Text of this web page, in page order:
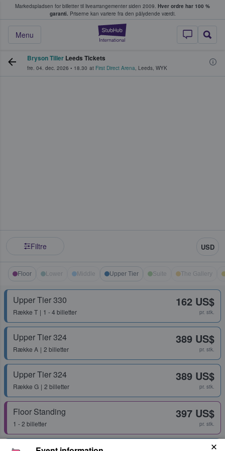
Markedspladsen for billetter til livearrangementer siden 2009. Hver ordre har 100 %
garanti. Priserne kan variere fra den pålydende værdi.
StubHub - Hvor
Menu
køber og sælger billetter
Bryson Tiller Leeds Tickets
fre. 04. dec. 2026 • 18.30 at First Direct Arena, Leeds, WYK
Filtre USD
Floor Lower Middle Upper Tier Suite The Gallery
Upper Tier 330
Række T 1 - 4 billetter
162 US$
pr. stk.
Upper Tier 324
Række A 2 billetter
389 US$
pr. stk.
Upper Tier 324
Række G 2 billetter
389 US$
pr. stk.
Floor Standing
1 - 2 billetter
397 US$
pr. stk.